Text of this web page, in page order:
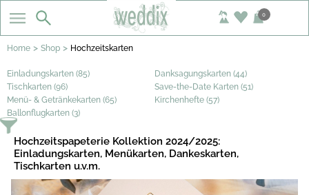
0
Home > Shop > Hochzeitskarten
Einladungskarten (85)
Danksagungskarten (44)
Tischkarten (96)
Save-the-Date Karten (51)
Menü- & Getränkekarten (65)
Kirchenhefte (57)
Ballonflugkarten (3)
Hochzeitspapeterie Kollektion 2024/2025:
Einladungskarten, Menükarten, Dankeskarten,
Tischkarten u.v.m.